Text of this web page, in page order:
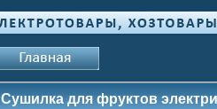
Сушилка для фруктов